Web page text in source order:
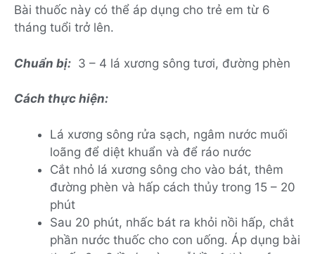
Bài thuốc này có thể áp dụng cho trẻ em từ 6
tháng tuổi trở lên.
Chuẩn bị: 3 – 4 lá xương sông tươi, đường phèn
Cách thực hiện:
Lá xương sông rửa sạch, ngâm nước muối
loãng để diệt khuẩn và để ráo nước
Cắt nhỏ lá xương sông cho vào bát, thêm
đường phèn và hấp cách thủy trong 15 – 20
phút
Sau 20 phút, nhấc bát ra khỏi nồi hấp, chắt
phần nước thuốc cho con uống. Áp dụng bài